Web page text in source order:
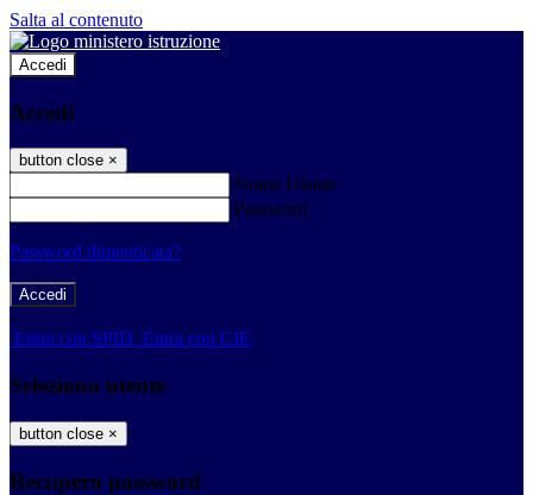
Salta al contenuto
Accedi
Accedi
button close ×
Nome Utente
Password
Password dimenticata?
-
Entra con SPID Entra con CIE
Seleziona utente
button close ×
Recupero password